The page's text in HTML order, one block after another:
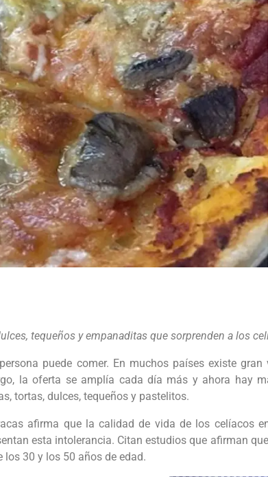
tequeños y empanaditas que sorprenden a los
puede comer. En muchos países existe
la oferta se amplía cada día más y ahora hay
tortas, dulces, tequeños y pastelitos.
afirma que la calidad de vida de los celíacos
esta intolerancia. Citan estudios que afirman
los 30 y los 50 años de edad.